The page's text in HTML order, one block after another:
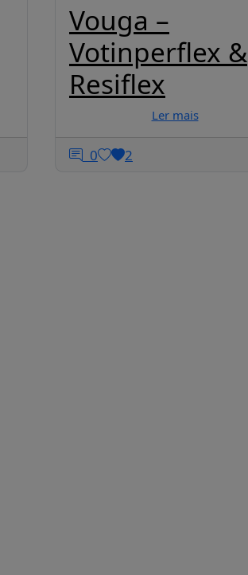
Vouga –
Votinperflex &
Resiflex
Ler mais
0 2